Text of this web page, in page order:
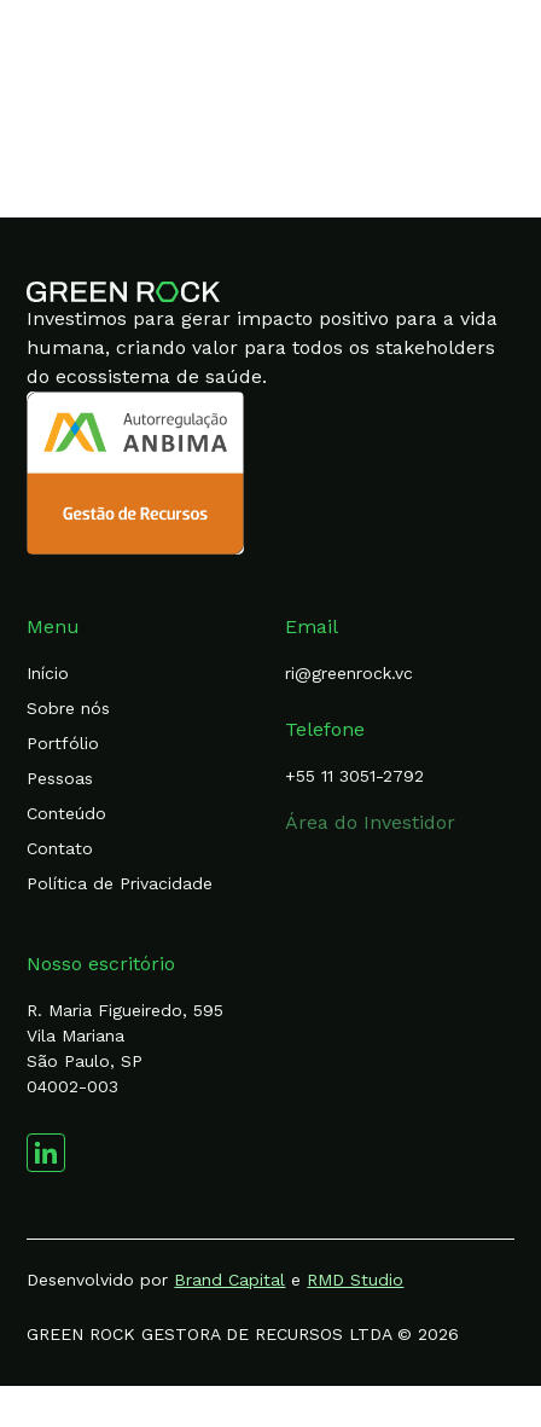
Investimos para gerar impacto positivo para a vida
humana, criando valor para todos os stakeholders
do ecossistema de saúde.
Menu
Início
Sobre nós
Portfólio
Pessoas
Conteúdo
Contato
Política de Privacidade
Email
ri@greenrock.vc
Telefone
+55 11 3051-2792
Área do Investidor
Nosso escritório
R. Maria Figueiredo, 595
Vila Mariana
São Paulo, SP
04002-003
GREEN ROCK GESTORA DE RECURSOS LTDA © 2026
Desenvolvido por Brand Capital e RMD Studio